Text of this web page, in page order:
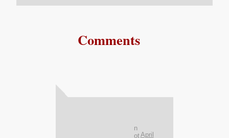
Comments
n
otApril